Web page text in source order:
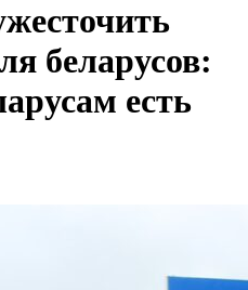
беларусов:
есть